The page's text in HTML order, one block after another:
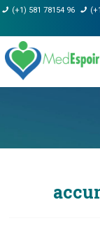
Skip
content
(+1) 581 78154 96